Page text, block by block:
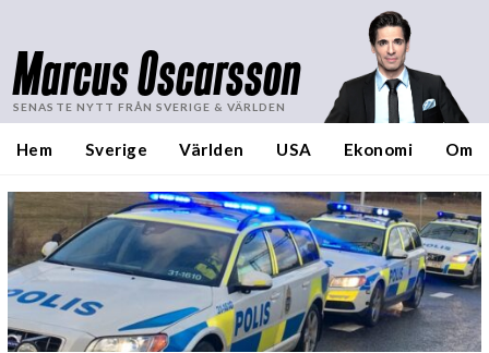
Marcus Oscarsson
SENASTE NYTT FRÅN SVERIGE & VÄRLDEN
Hem Sverige Världen USA Ekonomi Om